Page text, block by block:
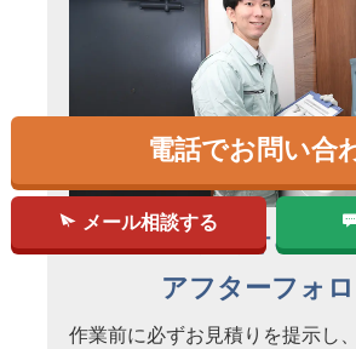
明朗会計＆万
アフターフォ
作業前に必ずお見積りを提示し
電話でお問い合
メール相談する